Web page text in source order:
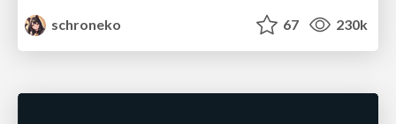
schroneko
67 230k